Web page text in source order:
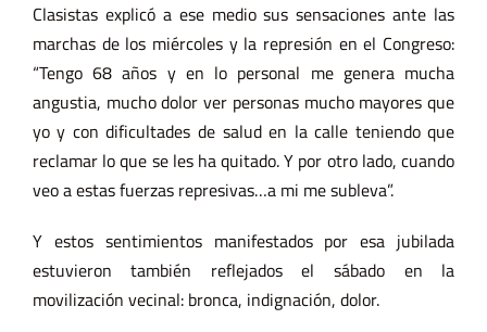
Clasistas explicó a ese medio sus sensaciones ante las
marchas de los miércoles y la represión en el Congreso:
“Tengo 68 años y en lo personal me genera mucha
angustia, mucho dolor ver personas mucho mayores que
yo y con dificultades de salud en la calle teniendo que
reclamar lo que se les ha quitado. Y por otro lado, cuando
veo a estas fuerzas represivas…a mi me subleva”.
Y estos sentimientos manifestados por esa jubilada
estuvieron también reflejados el sábado en la
movilización vecinal: bronca, indignación, dolor.